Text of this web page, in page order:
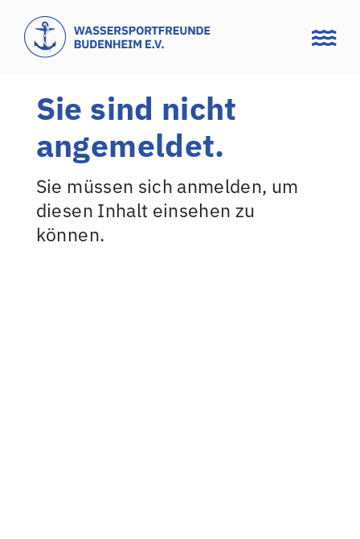
Zum
Inhalt
springen
Sie sind nicht
angemeldet.
Sie müssen sich anmelden, um
diesen Inhalt einsehen zu
können.